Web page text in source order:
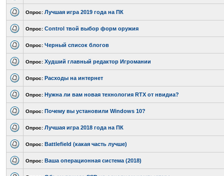
Опрос: Лучшая игра 2019 года на ПК
Опрос: Control твой выбор форм оружия
Опрос: Черный список блогов
Опрос: Худший главный редактор Игромании
Опрос: Расходы на интернет
Опрос: Нужна ли вам новая технология RTX от нвидиа?
Опрос: Почему вы установили Windows 10?
Опрос: Лучшая игра 2018 года на ПК
Опрос: Battlefield (какая часть лучше)
Опрос: Ваша операционная система (2018)